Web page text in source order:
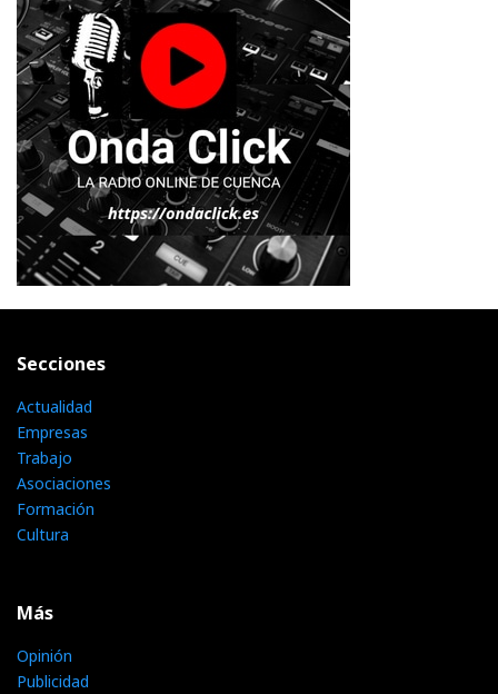
Secciones
Actualidad
Empresas
Trabajo
Asociaciones
Formación
Cultura
Más
Opinión
Publicidad